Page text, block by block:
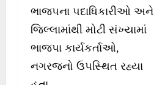
ભાજપના પદાધિકારીઓ અને
જિલ્લામાંથી મોટી સંખ્યામાં
ભાજપા કાર્યકર્તાઓ,
નગરજનો ઉપસ્થિત રહ્યા